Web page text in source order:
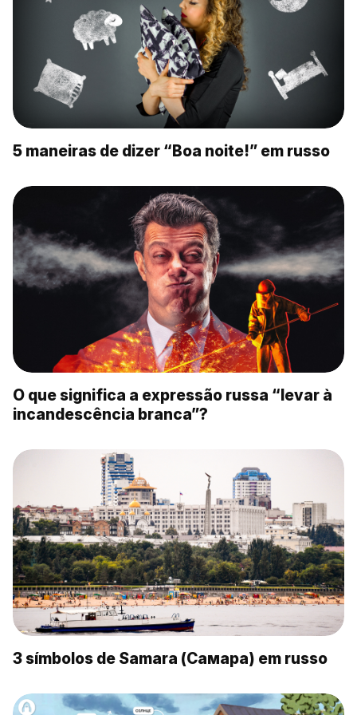
5 maneiras de dizer “Boa noite!” em russo
O que significa a expressão russa “levar à
incandescência branca”?
3 símbolos de Samara (Самара) em russo